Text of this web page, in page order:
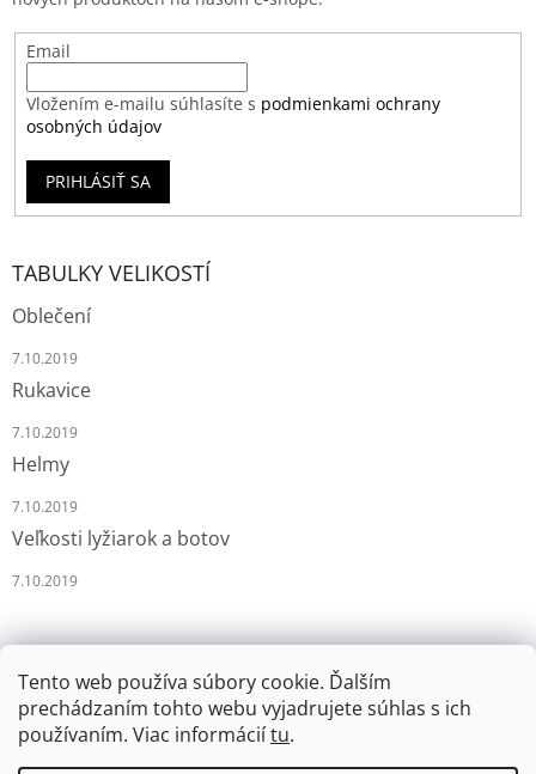
Tento web používa súbory cookie. Ďalším
prechádzaním tohto webu vyjadrujete súhlas s ich
používaním. Viac informáciítu.
Email
Vložením e-mailu súhlasíte s podmienkami ochrany
osobných údajov
PRIHLÁSIŤ SA
TABULKY VELIKOSTÍ
Oblečení
7.10.2019
Rukavice
7.10.2019
Helmy
7.10.2019
Veľkosti lyžiarok a botov
7.10.2019